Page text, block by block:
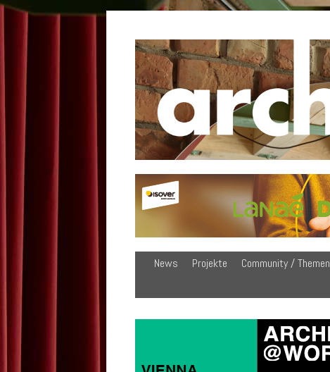
News Projekte Community / Themen